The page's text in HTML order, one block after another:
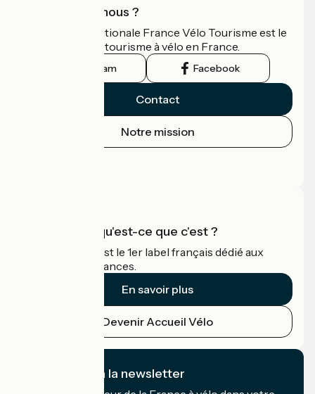
Qui sommes-nous ?
L'association nationale France Vélo Tourisme est le
guide officiel du tourisme à vélo en France.
Instagram Facebook
Contact
Notre mission
Accueil Vélo qu'est-ce que c'est ?
Accueil Vélo c'est le 1er label français dédié aux
cyclistes en vacances.
En savoir plus
Devenir Accueil Vélo
Je m'abonne à la newsletter